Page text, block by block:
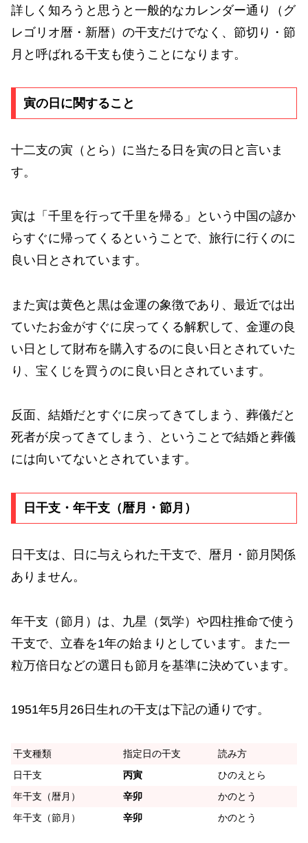
詳しく知ろうと思うと一般的なカレンダー通り（グ
レゴリオ暦・新暦）の干支だけでなく、節切り・節
月と呼ばれる干支も使うことになります。
寅の日に関すること
十二支の寅（とら）に当たる日を寅の日と言いま
す。
寅は「千里を行って千里を帰る」という中国の諺か
らすぐに帰ってくるということで、旅行に行くのに
良い日とされています。
また寅は黄色と黒は金運の象徴であり、最近では出
ていたお金がすぐに戻ってくる解釈して、金運の良
い日として財布を購入するのに良い日とされていた
り、宝くじを買うのに良い日とされています。
反面、結婚だとすぐに戻ってきてしまう、葬儀だと
死者が戻ってきてしまう、ということで結婚と葬儀
には向いてないとされています。
日干支・年干支（暦月・節月）
日干支は、日に与えられた干支で、暦月・節月関係
ありません。
年干支（節月）は、九星（気学）や四柱推命で使う
干支で、立春を1年の始まりとしています。また一
粒万倍日などの選日も節月を基準に決めています。
1951年5月26日生れの干支は下記の通りです。
干支種類 指定日の干支
読み方
日干支
丙寅
ひのえとら
年干支（暦月）
辛卯
かのとう
年干支（節月）
辛卯 かのとう